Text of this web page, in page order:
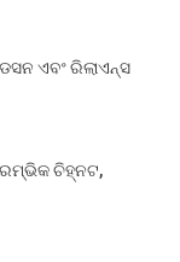
ଏବଂ ରିଲାଏନ୍ସ
ଚିହ୍ନଟ,